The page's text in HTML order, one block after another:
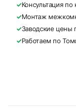
✓Консультация
✓Монтаж
✓Заводские цены
✓Работаем по